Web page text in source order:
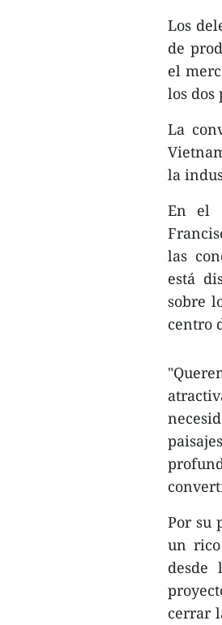
Los
de
el
los dos
La
la
En el
las
está
sobre
centro
Por su
un
desde
cerrar